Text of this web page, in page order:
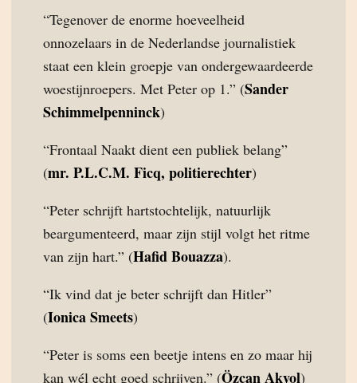
“Tegenover de enorme hoeveelheid
onnozelaars in de Nederlandse journalistiek
staat een klein groepje van ondergewaardeerde
woestijnroepers. Met Peter op 1.” (Sander
Schimmelpenninck)
“Frontaal Naakt dient een publiek belang”
(mr. P.L.C.M. Ficq, politierechter)
“Peter schrijft hartstochtelijk, natuurlijk
beargumenteerd, maar zijn stijl volgt het ritme
van zijn hart.” (Hafid Bouazza).
“Ik vind dat je beter schrijft dan Hitler”
(Ionica Smeets)
“Peter is soms een beetje intens en zo maar hij
kan wél echt goed schrijven.” (Özcan Akyol)